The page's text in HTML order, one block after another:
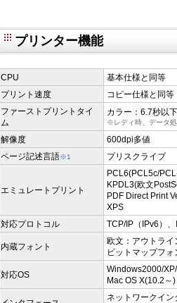
プリンター機能
CPU
基本仕様と同等
プリント速度
コピー仕様と同等
ファーストプリントタイ
ム
カラー：6.7秒以
※レディ時、データ
解像度
600dpi多値
ページ記述言語※1 プリスクライブ
エミュレートプリント
PCL6(PCL5c/
KPDL3(欧文
PDF Direct Print
XPS
対応プロトコル
TCP/IP（IPv6）
内蔵フォント
欧文：アウトラ
ビットマップフ
対応OS
Windows2000/
Mac OS X(10.2～)
ネットワークイ